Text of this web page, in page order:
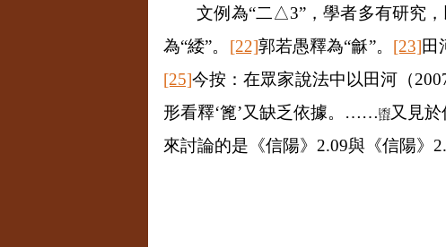
文例為“二△3”，學者多有研究
為“緌”。 [22]郭若愚釋為“龢”。 [23]田
[25]今按：在眾家說法中以田河（
形看釋‘篦’又缺乏依據。 …… 又見於
來討論的是《信陽》 2.09與《信陽》